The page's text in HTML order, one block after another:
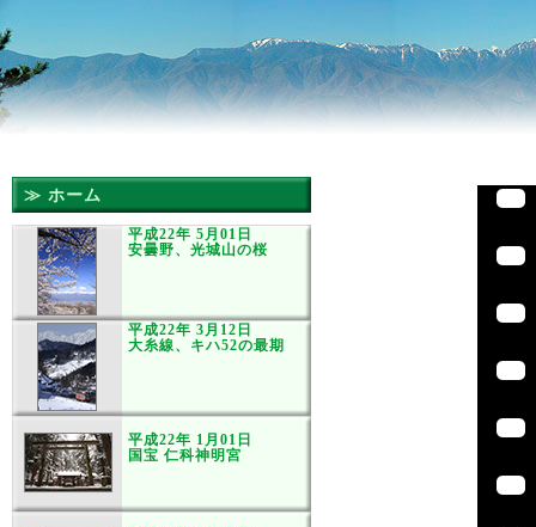
≫ ホーム
平成22年 5月01日
安曇野、光城山の桜
平成22年 3月12日
大糸線、キハ52の最期
平成22年 1月01日
国宝 仁科神明宮